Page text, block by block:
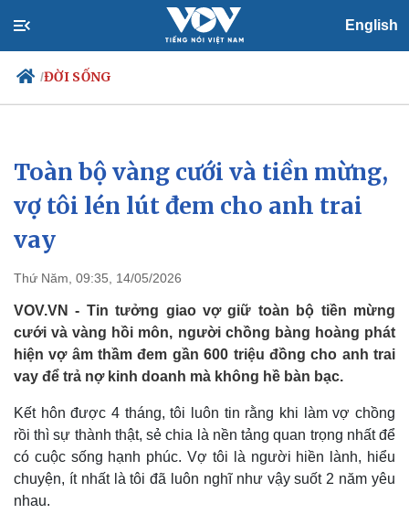
English
/ĐỜI SỐNG
Chính trị
Đảng
Tổ chức nhân sự
Quốc hội
Nhận diện sự thật
Xã hội
Tin 24h
Dự báo thời tiết
Toàn bộ vàng cưới và tiền mừng,
vợ tôi lén lút đem cho anh trai
vay
Thứ Năm, 09:35, 14/05/2026
VOV.VN - Tin tưởng giao vợ giữ toàn bộ tiền mừng
cưới và vàng hồi môn, người chồng bàng hoàng phát
hiện vợ âm thầm đem gần 600 triệu đồng cho anh trai
vay để trả nợ kinh doanh mà không hề bàn bạc.
Kết hôn được 4 tháng, tôi luôn tin rằng khi làm vợ chồng
rồi thì sự thành thật, sẻ chia là nền tảng quan trọng nhất để
có cuộc sống hạnh phúc. Vợ tôi là người hiền lành, hiểu
chuyện, ít nhất là tôi đã luôn nghĩ như vậy suốt 2 năm yêu
nhau.